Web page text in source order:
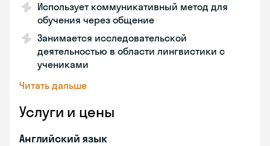
Использует коммуникативный метод для
обучения через общение
Занимается исследовательской
деятельностью в области лингвистики с
учениками
Читать дальше
Услуги и цены
Английский язык